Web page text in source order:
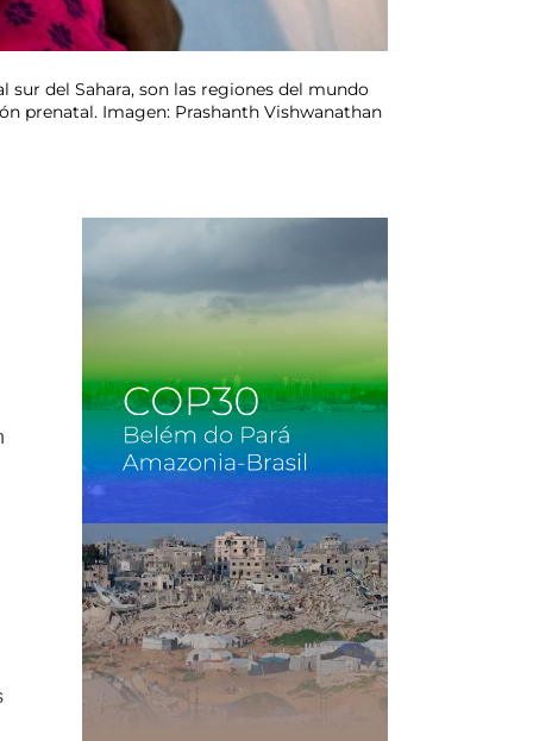
del Sahara, son las regiones del mundo
prenatal. Imagen: Prashanth Vishwanathan